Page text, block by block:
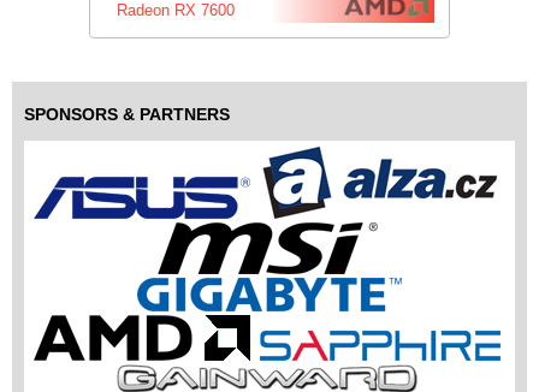
Radeon RX 7600
SPONSORS & PARTNERS